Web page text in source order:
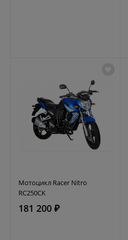
Мотоцикл Racer Nitro
RC250CK
181 200 ₽